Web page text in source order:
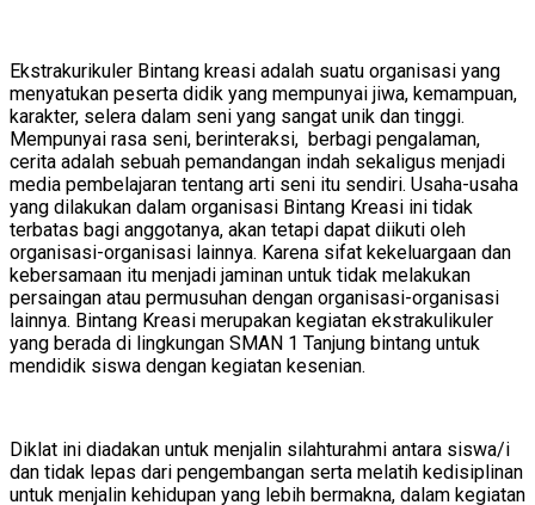
Ekstrakurikuler Bintang kreasi adalah suatu organisasi yang
menyatukan peserta didik yang mempunyai jiwa, kemampuan,
karakter, selera dalam seni yang sangat unik dan tinggi.
Mempunyai rasa seni, berinteraksi, berbagi pengalaman,
cerita adalah sebuah pemandangan indah sekaligus menjadi
media pembelajaran tentang arti seni itu sendiri. Usaha-usaha
yang dilakukan dalam organisasi Bintang Kreasi ini tidak
terbatas bagi anggotanya, akan tetapi dapat diikuti oleh
organisasi-organisasi lainnya. Karena sifat kekeluargaan dan
kebersamaan itu menjadi jaminan untuk tidak melakukan
persaingan atau permusuhan dengan organisasi-organisasi
lainnya. Bintang Kreasi merupakan kegiatan ekstrakulikuler
yang berada di lingkungan SMAN 1 Tanjung bintang untuk
mendidik siswa dengan kegiatan kesenian.
Diklat ini diadakan untuk menjalin silahturahmi antara siswa/i
dan tidak lepas dari pengembangan serta melatih kedisiplinan
untuk menjalin kehidupan yang lebih bermakna, dalam kegiatan